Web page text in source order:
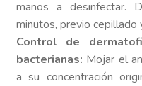
manos a desinfectar.
minutos, previo cepillado
Control de
bacterianas: Mojar el
a su concentración